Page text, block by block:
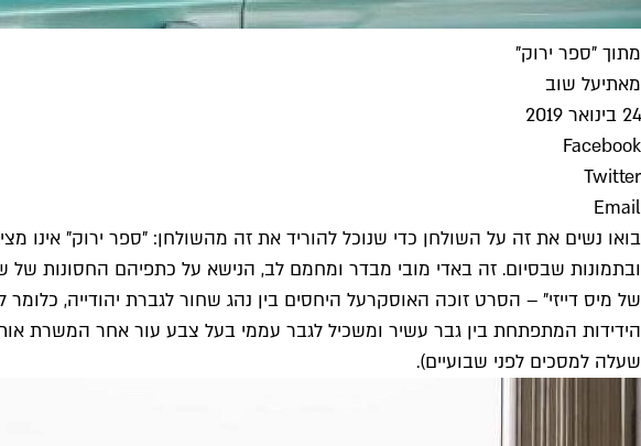
מתוך "ספר ירוק"
מאתיעל שוב
24 בינואר 2019
Facebook
Twitter
Email
בואו נשים את זה על השולחן כדי שנוכל להוריד את זה מהשולחן: "ספר ירוק" אינו
ובתמונות שבסיום. זה באדי מובי מבדר ומחמם לב, הנישא על כתפיהם החסונות של
של מיס דייזי" – הסרט זוכה האוסקרעל היחסים בין נהג שחור לגברת יהודייה,
הידידות המתפתחת בין גבר עשיר ומשכיל לגבר עממי בעל צבע עור אחר המשרת אותו, "הספר
שעלה למסכים לפני שבועיים).